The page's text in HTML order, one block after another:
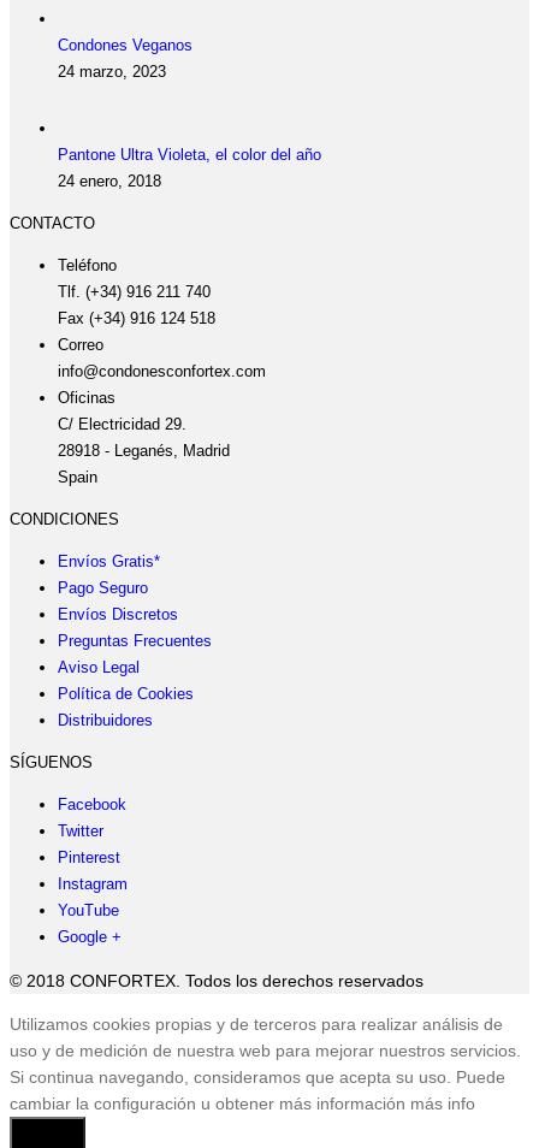
Condones Veganos
24 marzo, 2023
Pantone Ultra Violeta, el color del año
24 enero, 2018
CONTACTO
Teléfono
Tlf. (+34) 916 211 740
Fax (+34) 916 124 518
Correo
info@condonesconfortex.com
Oficinas
C/ Electricidad 29.
28918 - Leganés, Madrid
Spain
CONDICIONES
Envíos Gratis*
Pago Seguro
Envíos Discretos
Preguntas Frecuentes
Aviso Legal
Política de Cookies
Distribuidores
SÍGUENOS
Facebook
Twitter
Pinterest
Instagram
YouTube
Google +
© 2018 CONFORTEX. Todos los derechos reservados
Ir
a
Tienda
Utilizamos cookies propias y de terceros para realizar análisis de
uso y de medición de nuestra web para mejorar nuestros servicios.
Si continua navegando, consideramos que acepta su uso. Puede
cambiar la configuración u obtener más información más info